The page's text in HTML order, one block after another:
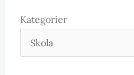
Kategorier